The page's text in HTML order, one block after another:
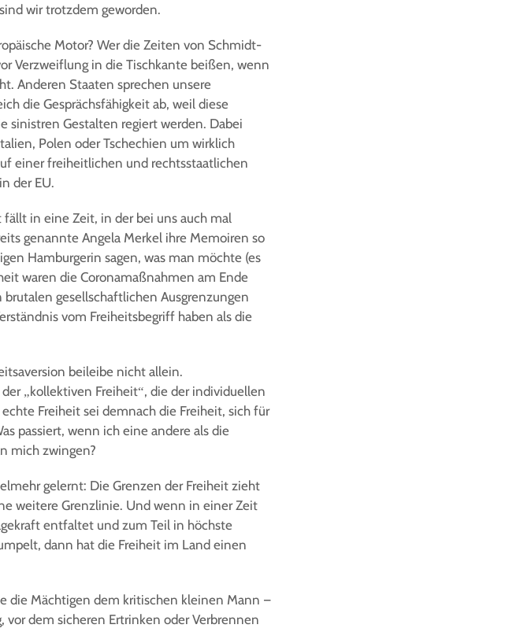
wir trotzdem geworden.
Motor? Wer die Zeiten von Schmidt-
Verzweiflung in die Tischkante beißen, wenn
Anderen Staaten sprechen unsere
die Gesprächsfähigkeit ab, weil diese
sinistren Gestalten regiert werden. Dabei
Polen oder Tschechien um wirklich
einer freiheitlichen und rechtsstaatlichen
der EU.
in eine Zeit, in der bei uns auch mal
genannte Angela Merkel ihre Memoiren so
Hamburgerin sagen, was man möchte (es
waren die Coronamaßnahmen am Ende
gesellschaftlichen Ausgrenzungen
vom Freiheitsbegriff haben als die
beileibe nicht allein.
„kollektiven Freiheit“, die der individuellen
Freiheit sei demnach die Freiheit, sich für
passiert, wenn ich eine andere als die
mich zwingen?
gelernt: Die Grenzen der Freiheit zieht
weitere Grenzlinie. Und wenn in einer Zeit
entfaltet und zum Teil in höchste
dann hat die Freiheit im Land einen
die Mächtigen dem kritischen kleinen Mann –
dem sicheren Ertrinken oder Verbrennen